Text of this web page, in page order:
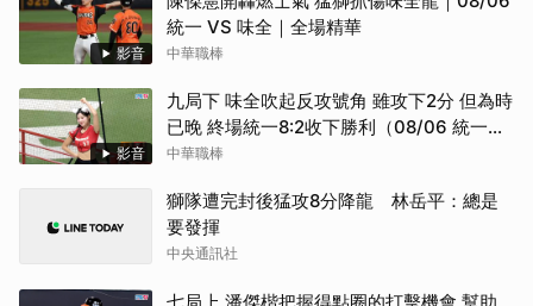
影音
統一 VS 味全｜全場精華
中華職棒
影音
九局下 味全吹起反攻號角 雖攻下2分 但為時
已晚 終場統一8:2收下勝利（08/06 統一
VS 味全）
中華職棒
獅隊遭完封後猛攻8分降龍 林岳平：總是
要發揮
中央通訊社